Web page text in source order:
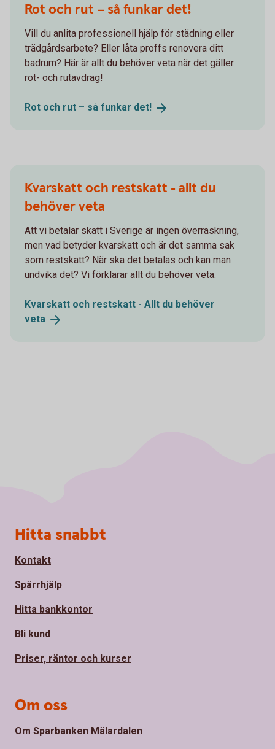
Rot och rut – så funkar det!
Vill du anlita professionell hjälp för städning eller
trädgårdsarbete? Eller låta proffs renovera ditt
badrum? Här är allt du behöver veta när det gäller
rot- och rutavdrag!
Rot och rut – så funkar det!
Kvarskatt och restskatt - allt du
behöver veta
Att vi betalar skatt i Sverige är ingen överraskning,
men vad betyder kvarskatt och är det samma sak
som restskatt? När ska det betalas och kan man
undvika det? Vi förklarar allt du behöver veta.
Kvarskatt och restskatt - Allt du behöver
veta
Sidfot
Hitta snabbt
Kontakt
Spärrhjälp
Hitta bankkontor
Bli kund
Priser, räntor och kurser
Om oss
Om Sparbanken Mälardalen